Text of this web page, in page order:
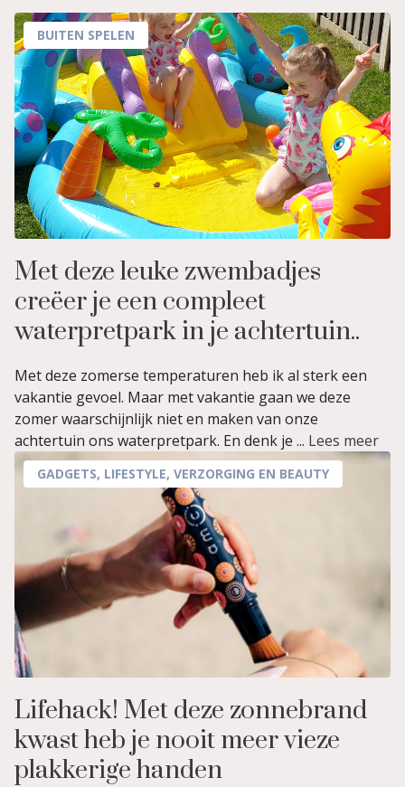
BUITEN SPELEN
Met deze leuke zwembadjes
creëer je een compleet
waterpretpark in je achtertuin..
Met deze zomerse temperaturen heb ik al sterk een
vakantie gevoel. Maar met vakantie gaan we deze
zomer waarschijnlijk niet en maken van onze
achtertuin ons waterpretpark. En denk je ... Lees meer
GADGETS, LIFESTYLE, VERZORGING EN BEAUTY
Lifehack! Met deze zonnebrand
kwast heb je nooit meer vieze
plakkerige handen